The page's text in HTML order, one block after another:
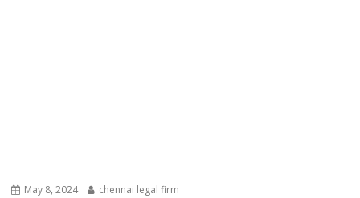
May 8, 2024 chennai legal firm